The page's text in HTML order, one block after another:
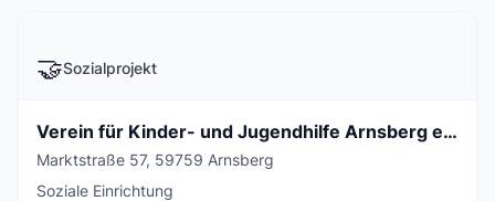
🤝Sozialprojekt
Verein für Kinder- und Jugendhilfe Arnsberg e.V. - Hauptstelle
Marktstraße 57, 59759 Arnsberg
Soziale Einrichtung